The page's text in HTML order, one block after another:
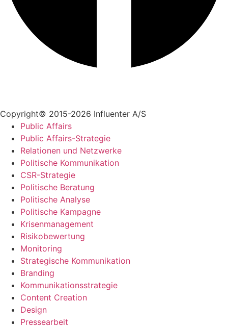
Copyright© 2015-2026 Influenter A/S
Public Affairs
Public Affairs-Strategie
Relationen und Netzwerke
Politische Kommunikation
CSR-Strategie
Politische Beratung
Politische Analyse
Politische Kampagne
Krisenmanagement
Risikobewertung
Monitoring
Strategische Kommunikation
Branding
Kommunikationsstrategie
Content Creation
Design
Pressearbeit